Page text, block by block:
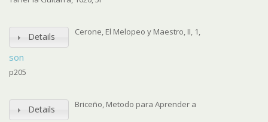
Details
son
Cerone, El Melopeo y Maestro, II, 1,
p205
Details Briceño, Metodo para Aprender a